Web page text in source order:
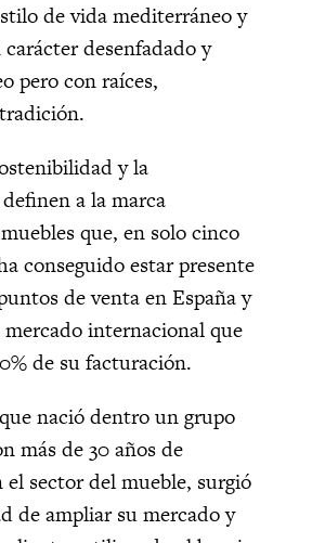
de vida mediterráneo y
desenfadado y
pero con raíces,
y la
a la marca
que, en solo cinco
conseguido estar presente
de venta en España y
internacional que
de su facturación.
nació dentro un grupo
más de 30 años de
el sector del mueble, surgió
de ampliar su mercado y